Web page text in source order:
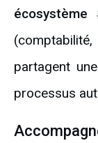
écosystème
partagent
processus